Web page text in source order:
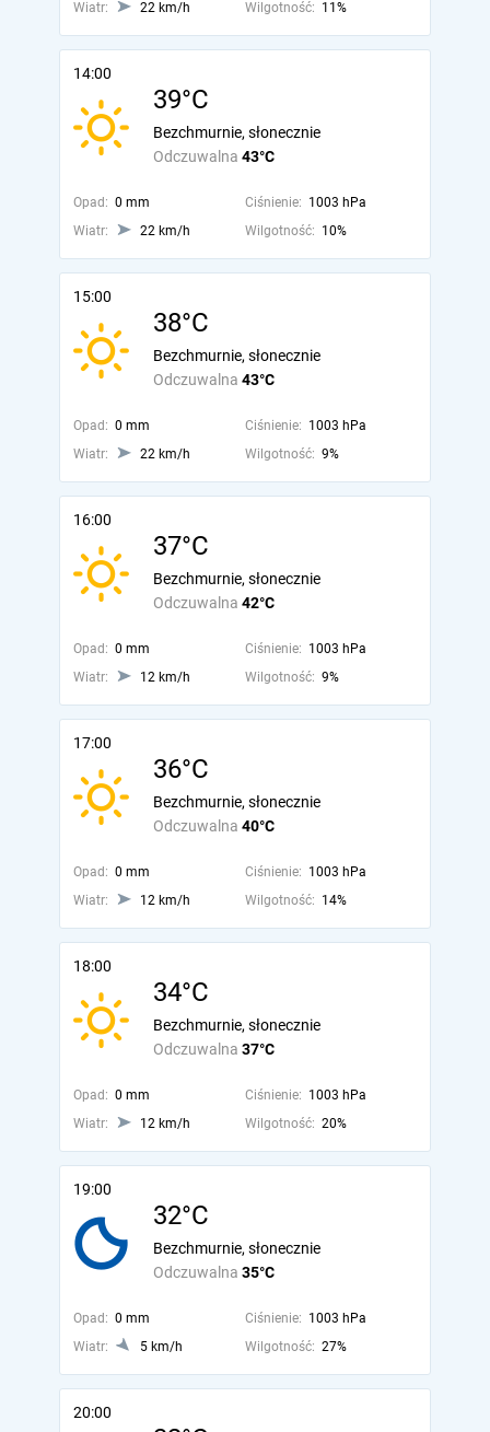
Wiatr:
22 km/h Wilgotność: 11%
14:00
39°C
Odczuwalna 43°C
Bezchmurnie, słonecznie
Opad: 0 mm Ciśnienie: 1003 hPa
Wiatr:
22 km/h Wilgotność: 10%
15:00
38°C
Odczuwalna 43°C
Bezchmurnie, słonecznie
Opad: 0 mm Ciśnienie: 1003 hPa
Wiatr:
22 km/h Wilgotność: 9%
16:00
37°C
Odczuwalna 42°C
Bezchmurnie, słonecznie
Opad: 0 mm Ciśnienie: 1003 hPa
Wiatr:
12 km/h Wilgotność: 9%
17:00
36°C
Odczuwalna 40°C
Bezchmurnie, słonecznie
Opad: 0 mm Ciśnienie: 1003 hPa
Wiatr:
12 km/h Wilgotność: 14%
18:00
34°C
Odczuwalna 37°C
Bezchmurnie, słonecznie
Opad: 0 mm Ciśnienie: 1003 hPa
Wiatr:
12 km/h Wilgotność: 20%
19:00
32°C
Odczuwalna 35°C
Bezchmurnie, słonecznie
Opad: 0 mm Ciśnienie: 1003 hPa
Wiatr:
5 km/h Wilgotność: 27%
20:00